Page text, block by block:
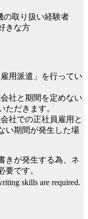
の取り扱い経験者
きな方
用派遣」を行ってい
社と期間を定めない
ただきます。
社での正社員雇用と
い期間が発生した場
きが発生する為、ネ
要です。
skills are required.